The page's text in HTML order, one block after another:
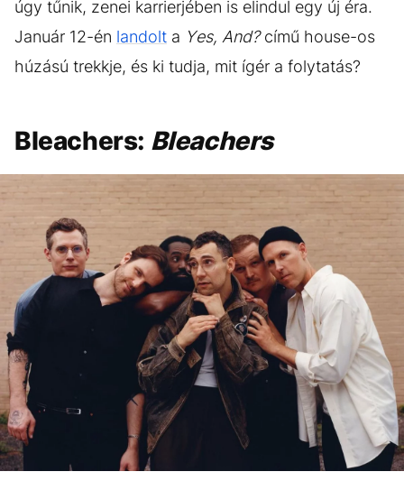
úgy tűnik, zenei karrierjében is elindul egy új éra.
Január 12-én landolt a Yes, And?című house-os
húzású trekkje, és ki tudja, mit ígér a folytatás?
Bleachers: Bleachers